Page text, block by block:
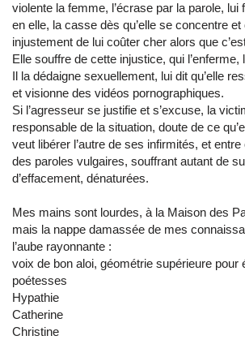
violente la femme, l’écrase par la parole, lui
en elle, la casse dès qu’elle se concentre et
injustement de lui coûter cher alors que
Elle souffre de cette injustice, qui l’enferme,
Il la dédaigne sexuellement, lui dit qu’elle
et visionne des vidéos pornographiques.
Si l’agresseur se justifie et s’excuse, la
responsable de la situation, doute de ce
veut libérer l’autre de ses infirmités, et
des paroles vulgaires, souffrant autant de
d’effacement, dénaturées.
Mes mains sont lourdes, à la Maison des
mais la nappe damassée de mes
l’aube rayonnante :
voix de bon aloi, géométrie supérieure pour
poétesses
Hypathie
Catherine
Christine